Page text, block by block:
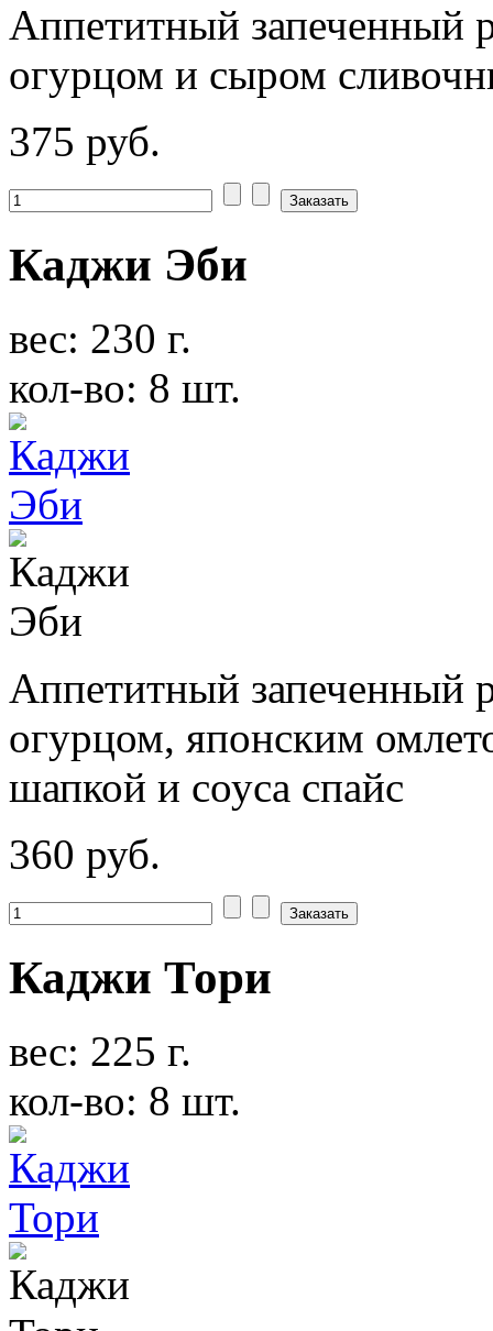
Аппетитный запеченный
огурцом и сыром
375 руб.
Каджи Эби
вес: 230 г.
кол-во: 8 шт.
Аппетитный запеченный
огурцом, японским
шапкой и соуса спайс
360 руб.
Каджи Тори
вес: 225 г.
кол-во: 8 шт.